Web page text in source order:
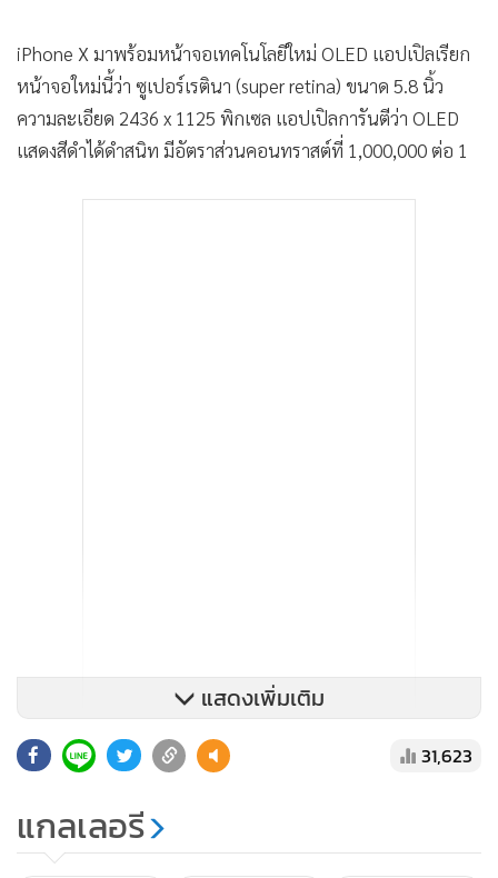
iPhone X มาพร้อมหน้าจอเทคโนโลยีใหม่ OLED แอปเปิลเรียก
หน้าจอใหม่นี้ว่า ซูเปอร์เรตินา (super retina) ขนาด 5.8 นิ้ว
ความละเอียด 2436 x 1125 พิกเซล แอปเปิลการันตีว่า OLED
แสดงสีดำได้ดำสนิท มีอัตราส่วนคอนทราสต์ที่ 1,000,000 ต่อ 1
แสดงเพิ่มเติม
31,623
แกลเลอรี